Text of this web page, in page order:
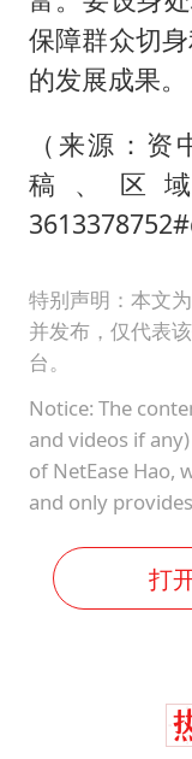
保障群众切
的发展成果。
（来源：
稿、区
特别声明：本文
并发布，仅代表
台。
Notice: The
and videos if
of NetEase Hao,
and only
打